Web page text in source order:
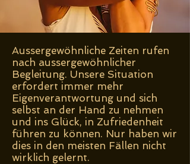
Aussergewöhnliche Zeiten rufen
nach aussergewöhnlicher
Begleitung. Unsere Situation
erfordert immer mehr
Eigenverantwortung und sich
selbst an der Hand zu nehmen
und ins Glück, in Zufriedenheit
führen zu können. Nur haben wir
dies in den meisten Fällen nicht
wirklich gelernt.